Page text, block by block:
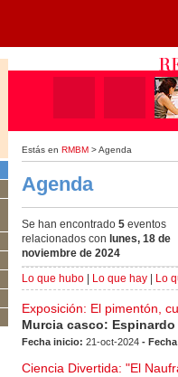
Estás en RMBM > Agenda
Agenda
Se han encontrado 5 eventos
relacionados con lunes, 18 de
noviembre de 2024
Lo que hubo
Lo que hay Lo
Exposición: El pimentón,
Murcia casco: Espinardo
Fecha inicio: 21-oct-2024 -
Ciencia Divertida: "El